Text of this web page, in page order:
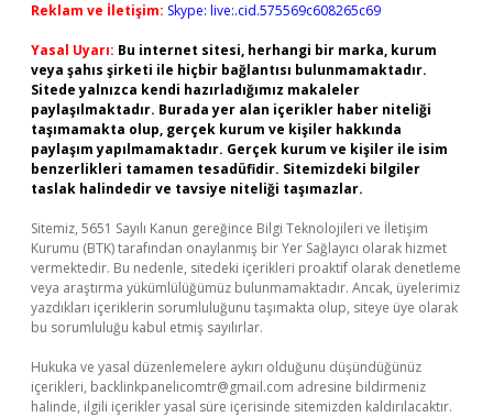
Reklam ve İletişim: Skype: live:.cid.575569c608265c69
Yasal Uyarı: Bu internet sitesi, herhangi bir marka, kurum
veya şahıs şirketi ile hiçbir bağlantısı bulunmamaktadır.
Sitede yalnızca kendi hazırladığımız makaleler
paylaşılmaktadır. Burada yer alan içerikler haber niteliği
taşımamakta olup, gerçek kurum ve kişiler hakkında
paylaşım yapılmamaktadır. Gerçek kurum ve kişiler ile isim
benzerlikleri tamamen tesadüfidir. Sitemizdeki bilgiler
taslak halindedir ve tavsiye niteliği taşımazlar.
Sitemiz, 5651 Sayılı Kanun gereğince Bilgi Teknolojileri ve İletişim
Kurumu (BTK) tarafından onaylanmış bir Yer Sağlayıcı olarak hizmet
vermektedir. Bu nedenle, sitedeki içerikleri proaktif olarak denetleme
veya araştırma yükümlülüğümüz bulunmamaktadır. Ancak, üyelerimiz
yazdıkları içeriklerin sorumluluğunu taşımakta olup, siteye üye olarak
bu sorumluluğu kabul etmiş sayılırlar.
Hukuka ve yasal düzenlemelere aykırı olduğunu düşündüğünüz
içerikleri, backlinkpanelicomtr@gmail.com adresine bildirmeniz
halinde, ilgili içerikler yasal süre içerisinde sitemizden kaldırılacaktır.